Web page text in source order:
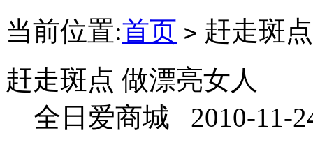
当前位置:首页 > 赶走斑
赶走斑点 做漂亮女人
全日爱商城 2010-11-